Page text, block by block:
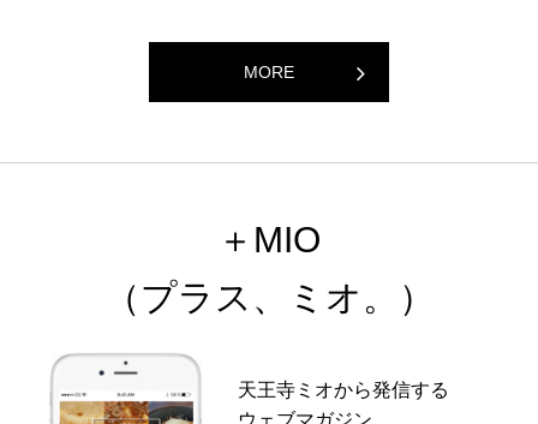
MORE
＋MIO
（プラス、ミオ。）
天王寺ミオから発信する
ウェブマガジン